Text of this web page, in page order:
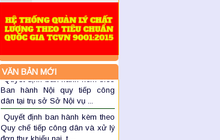
VĂN BẢN MỚI
trên địa bàn tỉnh Ninh Bìn ...
triển khai thực hiện công tác
khám sức khỏe định kỳ cho
người lao động theo Kế h ...
Quyết định ban hành kèm theo
Ban hành Nội quy tiếp công
dân tại trụ sở Sở Nội vụ ...
Quyết định ban hành kèm theo
Quy chế tiếp công dân và xử lý
đơn thư khiếu nại, t ...
Thông báo tuyển chọn, bổ